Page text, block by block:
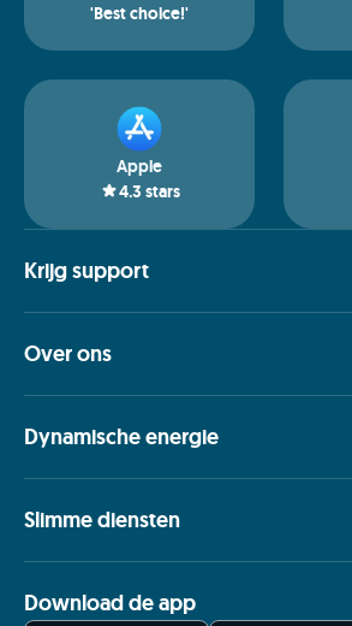
'Best choice!'
Apple
4.3 stars
Krijg support
Over ons
Dynamische energie
Slimme diensten
Download de app